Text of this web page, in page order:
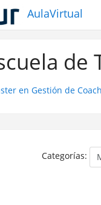
AulaVirtual
de
en Gestión de
Categorías: